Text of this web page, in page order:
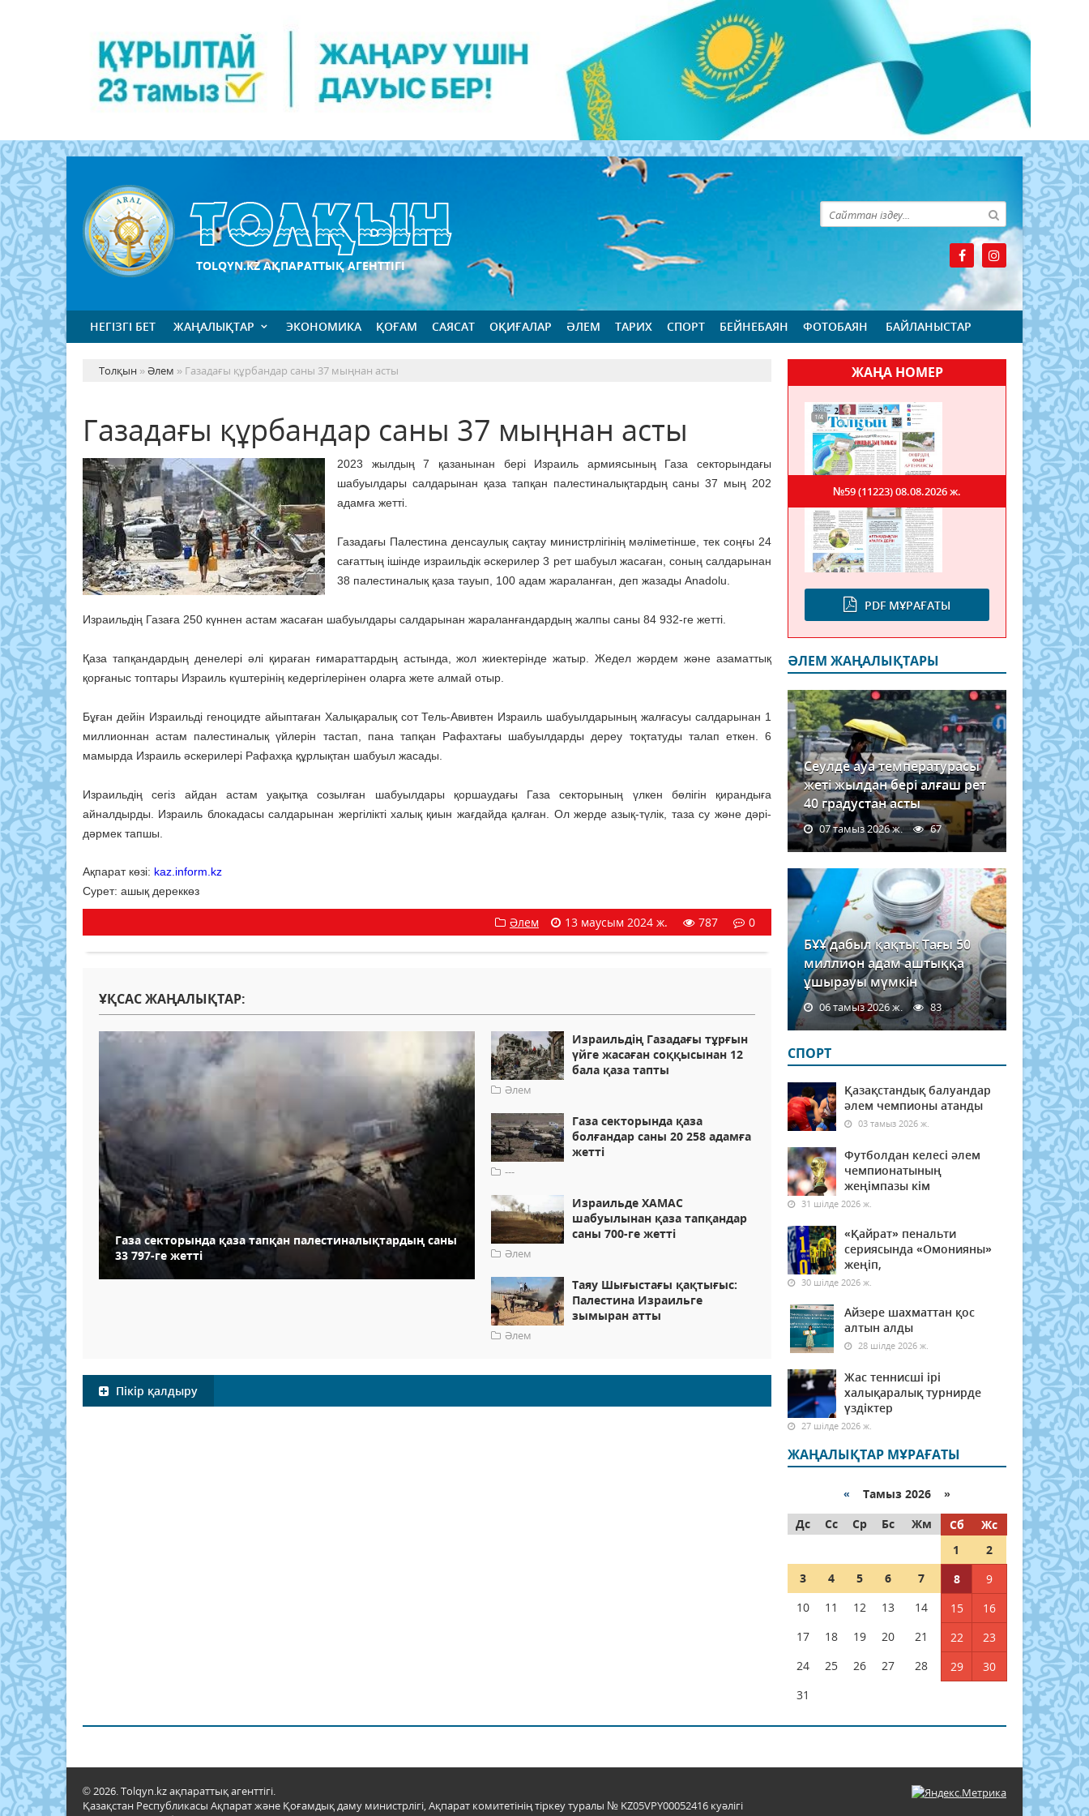
TOLQYN.KZ АҚПАРАТТЫҚ АГЕНТТІГІ
НЕГІЗГІ БЕТ ЖАҢАЛЫҚТАР ЭКОНОМИКА ҚОҒАМ САЯСАТ ОҚИҒАЛАР ӘЛЕМ ТАРИХ СПОРТ БЕЙНЕБАЯН ФОТОБАЯН БАЙЛАНЫСТАР
Толқын »Әлем » Газадағы құрбандар саны 37 мыңнан асты
Газадағы құрбандар саны 37 мыңнан асты
2023 жылдың 7 қазанынан бері Израиль армиясының Газа секторындағы
шабуылдары салдарынан қаза тапқан палестиналықтардың саны 37 мың 202
адамға жетті.
Газадағы Палестина денсаулық сақтау министрлігінің мәліметінше, тек соңғы 24
сағаттың ішінде израильдік әскерилер 3 рет шабуыл жасаған, соның салдарынан
38 палестиналық қаза тауып, 100 адам жараланған, деп жазады Anadolu.
Израильдің Газаға 250 күннен астам жасаған шабуылдары салдарынан жараланғандардың жалпы саны 84 932-ге жетті.
Қаза тапқандардың денелері әлі қираған ғимараттардың астында, жол жиектерінде жатыр. Жедел жәрдем және азаматтық
қорғаныс топтары Израиль күштерінің кедергілерінен оларға жете алмай отыр.
Бұған дейін Израильді геноцидте айыптаған Халықаралық сот Тель-Авивтен Израиль шабуылдарының жалғасуы салдарынан 1
миллионнан астам палестиналық үйлерін тастап, пана тапқан Рафахтағы шабуылдарды дереу тоқтатуды талап еткен. 6
мамырда Израиль әскерилері Рафахқа құрлықтан шабуыл жасады.
Израильдің сегіз айдан астам уақытқа созылған шабуылдары қоршаудағы Газа секторының үлкен бөлігін қирандыға
айналдырды. Израиль блокадасы салдарынан жергілікті халық қиын жағдайда қалған. Ол жерде азық-түлік, таза су және дәрі-
дәрмек тапшы.
Ақпарат көзі: kaz.inform.kz
Сурет: ашық дереккөз
Әлем 13 маусым 2024 ж. 787 0
ҰҚСАС ЖАҢАЛЫҚТАР:
Газа секторында қаза тапқан палестиналықтардың саны
33 797-ге жетті
Израильдің Газадағы тұрғын
үйге жасаған соққысынан 12
бала қаза тапты
Әлем
Газа секторында қаза
болғандар саны 20 258 адамға
жетті
---
Израильде ХАМАС
шабуылынан қаза тапқандар
саны 700-ге жетті
Әлем
Таяу Шығыстағы қақтығыс:
Палестина Израильге
зымыран атты
Әлем
Пікір қалдыру
ЖАҢА НОМЕР
PDF МҰРАҒАТЫ
№59 (11223)08.08.2026 ж.
ӘЛЕМ ЖАҢАЛЫҚТАРЫ
Сеулде ауа температурасы
жеті жылдан бері алғаш рет
40 градустан асты
07 тамыз 2026 ж. 67
БҰҰ дабыл қақты: Тағы 50
миллион адам аштыққа
ұшырауы мүмкін
06 тамыз 2026 ж. 83
СПОРТ
Қазақстандық балуандар
әлем чемпионы атанды
03 тамыз 2026 ж.
Футболдан келесі әлем
чемпионатының
жеңімпазы кім
31 шілде 2026 ж.
«Қайрат» пенальти
сериясында «Омонияны»
жеңіп,
30 шілде 2026 ж.
Айзере шахматтан қос
алтын алды
28 шілде 2026 ж.
Жас теннисші ірі
халықаралық турнирде
үздіктер
27 шілде 2026 ж.
ЖАҢАЛЫҚТАР МҰРАҒАТЫ
« Тамыз 2026 »
Дс
Сс Ср Бс Жм Сб
Жс
1
2
3
4 5 6 7 8
9
10
11 12 13 14 15
16
17
18 19 20 21 22
23
24
25 26 27 28 29
30
31
© 2026. Tolqyn.kz ақпараттық агенттігі.
Қазақстан Республикасы Ақпарат және Қоғамдық даму министрлігі, Ақпарат комитетінің тіркеу туралы № KZ05VPY00052416 куәлігі